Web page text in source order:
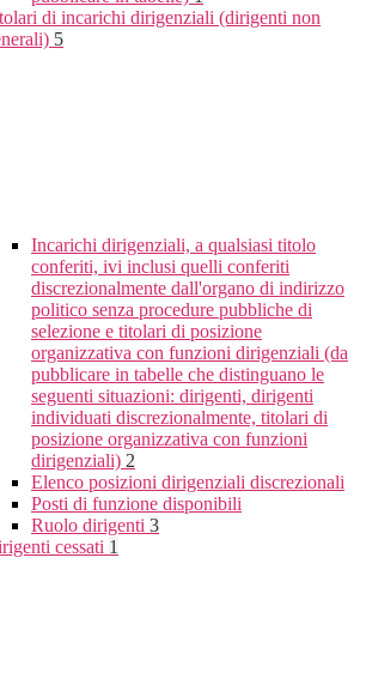
di incarichi dirigenziali (dirigenti non
5
Incarichi dirigenziali, a qualsiasi titolo
conferiti, ivi inclusi quelli conferiti
discrezionalmente dall'organo di indirizzo
politico senza procedure pubbliche di
selezione e titolari di posizione
organizzativa con funzioni dirigenziali (da
pubblicare in tabelle che distinguano le
seguenti situazioni: dirigenti, dirigenti
individuati discrezionalmente, titolari di
posizione organizzativa con funzioni
dirigenziali) 2
Elenco posizioni dirigenziali discrezionali
Posti di funzione disponibili
Ruolo dirigenti 3
cessati 1